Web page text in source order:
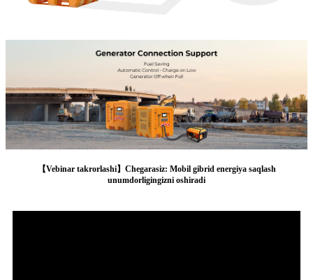
【Vebinar takrorlashi】Chegarasiz: Mobil gibrid energiya saqlash
unumdorligingizni oshiradi